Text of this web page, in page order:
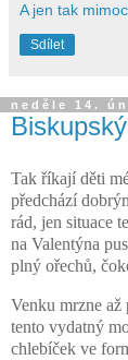
A jen tak
Sdílet
neděle 14.
Tak říkají děti
předchází
rád, jen situace
na Valentýna
plný ořechů,
Venku mrzne
tento vydatný
chlebíček ve